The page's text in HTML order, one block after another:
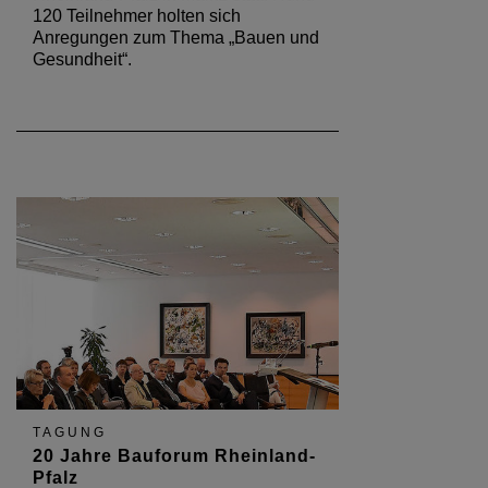
120 Teilnehmer holten sich
Anregungen zum Thema „Bauen und
Gesundheit“.
TAGUNG
20 Jahre Bauforum Rheinland-
Pfalz